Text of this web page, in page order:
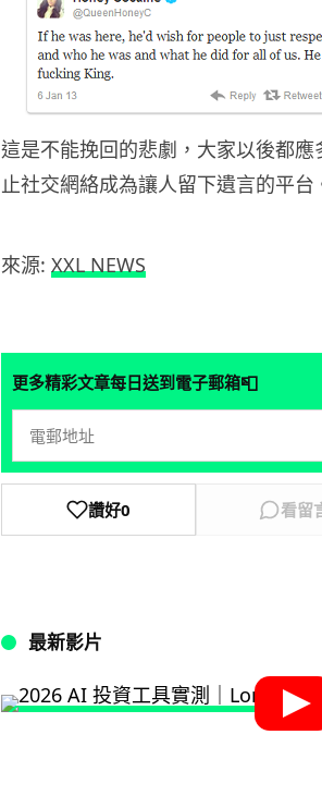
這是不能挽回的悲劇，大家以後都
止社交網絡成為讓人留下遺言的平台
來源: XXL NEWS
更多精彩文章每日送到電子郵箱📮
讚好0 看留
最新影片